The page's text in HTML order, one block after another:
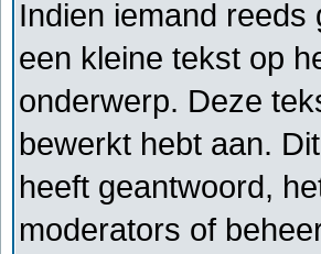
Indien iemand
een kleine tekst op
onderwerp. Deze
bewerkt hebt aan.
heeft geantwoord,
moderators of